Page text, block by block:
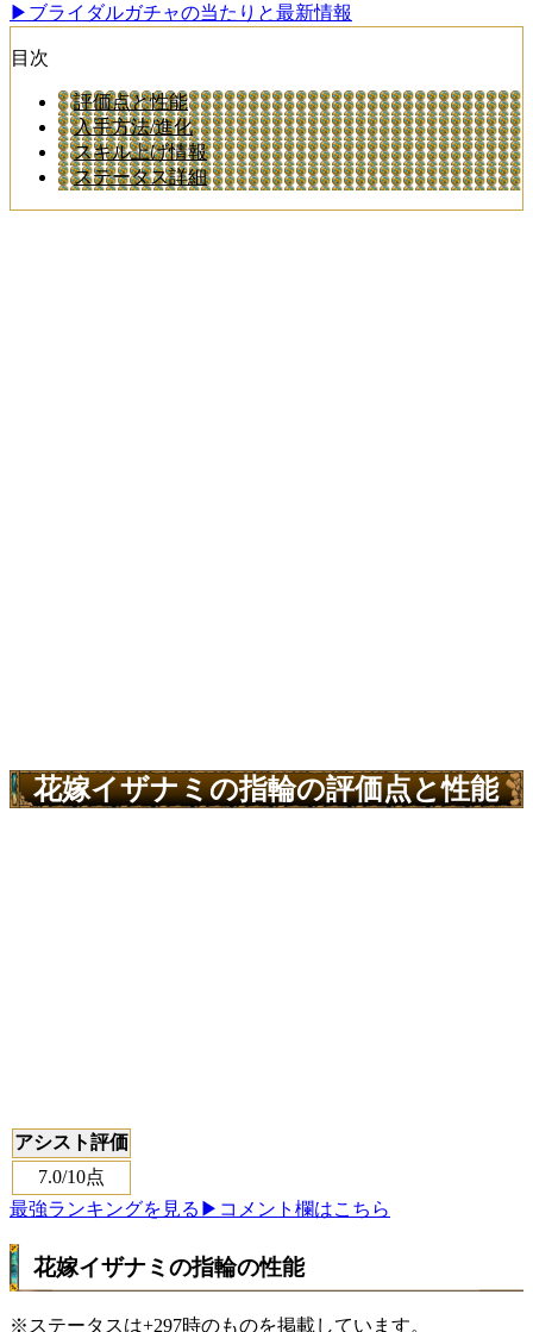
▶ブライダルガチャの当たりと最新情報
目次
評価点と性能
入手方法/進化
スキル上げ情報
ステータス詳細
花嫁イザナミの指輪の評価点と性能
アシスト評価
7.0/10点
最強ランキングを見る ▶コメント欄はこちら
花嫁イザナミの指輪の性能
※ステータスは+297時のものを掲載しています。